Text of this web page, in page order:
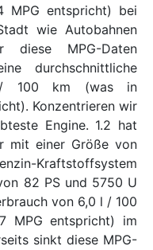
MPG entspricht) bei
wie Autobahnen
diese MPG-Daten
durchschnittliche
/ 100 km (was in
Konzentrieren wir
Engine. 1.2 hat
mit einer Größe von
Kraftstoffsystem
82 PS und 5750 U
von 6,0 l / 100
MPG entspricht) im
sinkt diese MPG-